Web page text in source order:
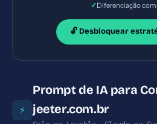
✓Diferenciação
🔓 Desbloquear
⚡
Prompt de IA para
jeeter.com.br